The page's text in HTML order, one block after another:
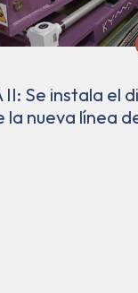
II: Se instala el
la nueva línea